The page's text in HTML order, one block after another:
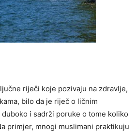
riječi koje pozivaju na zdravlje,
bilo da je riječ o ličnim
i sadrži poruke o tome koliko
primjer, mnogi muslimani praktikuju